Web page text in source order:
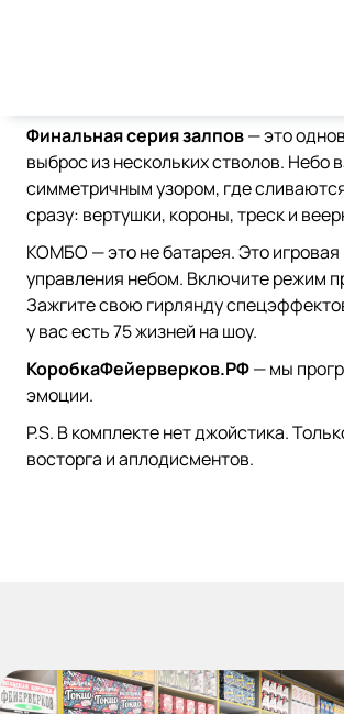
Финальная серия залпов— это
выброс из нескольких стволов. Небо
симметричным узором, где
сразу: вертушки, короны, треск и
КОМБО — это не батарея. Это игровая
управления небом. Включите режим
Зажгите свою гирлянду
у вас есть 75 жизней на шоу.
КоробкаФейерверков.РФ— мы
эмоции.
P.S. В комплекте нет джойстика.
восторга и аплодисментов.